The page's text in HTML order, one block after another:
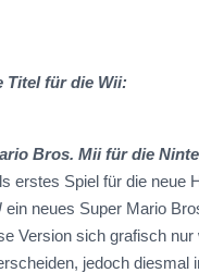
Titel für die Wii:
Bros. Mii für die
erstes Spiel für die neue
ein neues Super Mario
Version sich grafisch nur
jedoch diesmal